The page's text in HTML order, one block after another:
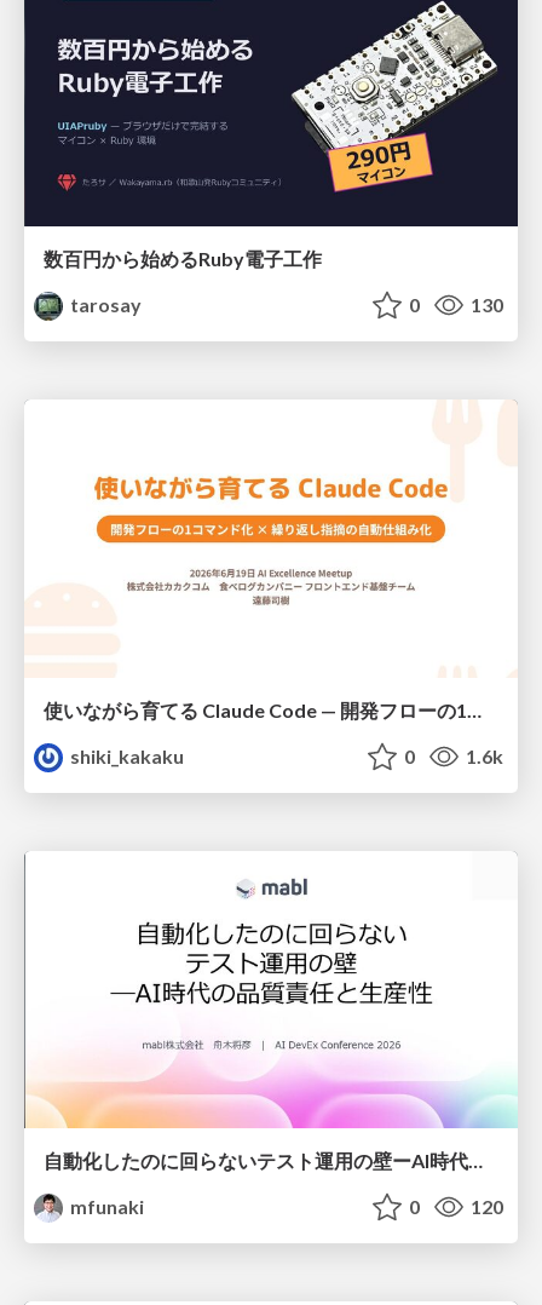
数百円から始めるRuby電子工作
tarosay
0 130
shiki_kakaku
0 1.6k
自動化したのに回らないテスト運用の壁ーAI時代の品質責任と生産性
mfunaki
0 120